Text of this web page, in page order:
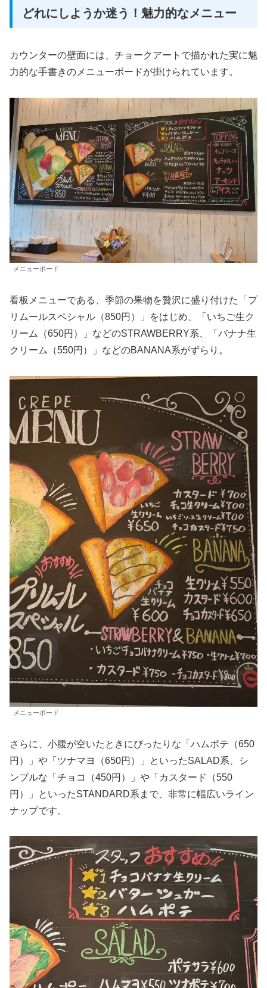
どれにしようか迷う！魅力的なメニュー
カウンターの壁面には、チョークアートで描かれた実に魅
力的な手書きのメニューボードが掛けられています。
メニューボード
看板メニューである、季節の果物を贅沢に盛り付けた「プ
リムールスペシャル（850円）」をはじめ、「いちご生ク
リーム（650円）」などのSTRAWBERRY系、「バナナ生
クリーム（550円）」などのBANANA系がずらり。
メニューボード
さらに、小腹が空いたときにぴったりな「ハムポテ（650
円）」や「ツナマヨ（650円）」といったSALAD系、シ
ンプルな「チョコ（450円）」や「カスタード（550
円）」といったSTANDARD系まで、非常に幅広いライン
ナップです。